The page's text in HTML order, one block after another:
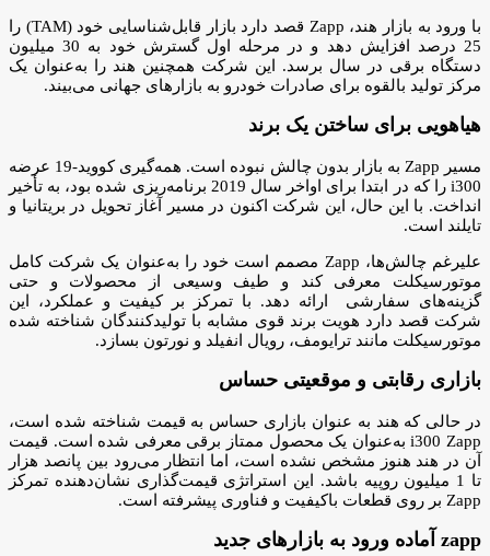
با ورود به بازار هند، Zapp قصد دارد بازار قابل‌شناسایی خود (TAM) را
25 درصد افزایش دهد و در مرحله اول گسترش خود به 30 میلیون
دستگاه برقی در سال برسد. این شرکت همچنین هند را به‌عنوان یک
مرکز تولید بالقوه برای صادرات خودرو به بازارهای جهانی می‌بیند.
هیاهویی برای ساختن یک برند
مسیر Zapp به بازار بدون چالش نبوده است. همه‌گیری کووید-19 عرضه
i300 را که در ابتدا برای اواخر سال 2019 برنامه‌ریزی شده بود، به تأخیر
انداخت. با این حال، این شرکت اکنون در مسیر آغاز تحویل در بریتانیا و
تایلند است.
علیرغم چالش‌ها، Zapp مصمم است خود را به‌عنوان یک شرکت کامل
موتورسیکلت معرفی کند و طیف وسیعی از محصولات و حتی
گزینه‌های سفارشی‌ ارائه دهد. با تمرکز بر کیفیت و عملکرد، این
شرکت قصد دارد هویت برند قوی مشابه با تولیدکنندگان شناخته شده
موتورسیکلت مانند ترایومف، رویال انفیلد و نورتون بسازد.
بازاری رقابتی و موقعیتی حساس
در حالی که هند به عنوان بازاری حساس به قیمت شناخته شده است،
i300 Zapp به‌عنوان یک محصول ممتاز برقی معرفی شده است. قیمت
آن در هند هنوز مشخص نشده است، اما انتظار می‌رود بین پانصد هزار
تا 1 میلیون روپیه باشد. این استراتژی قیمت‌گذاری نشان‌دهنده تمرکز
Zapp بر روی قطعات باکیفیت و فناوری پیشرفته است.
zapp آماده ورود به بازارهای جدید